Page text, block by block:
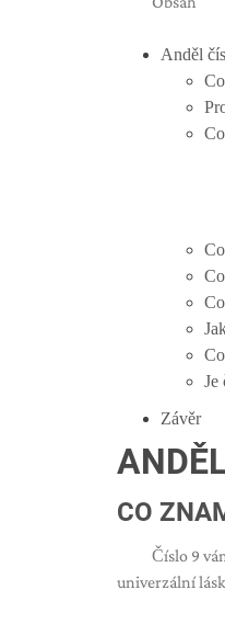
Anděl
Je
Závěr
CO
Číslo 9
univerzální